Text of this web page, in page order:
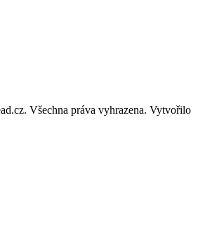
Všechna práva vyhrazena. Vytvořilo